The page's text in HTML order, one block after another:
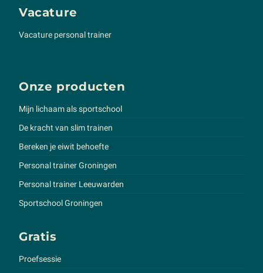
Vacature
Vacature personal trainer
Onze producten
Mijn lichaam als sportschool
De kracht van slim trainen
Bereken je eiwit behoefte
Personal trainer Groningen
Personal trainer Leeuwarden
Sportschool Groningen
Gratis
Proefsessie